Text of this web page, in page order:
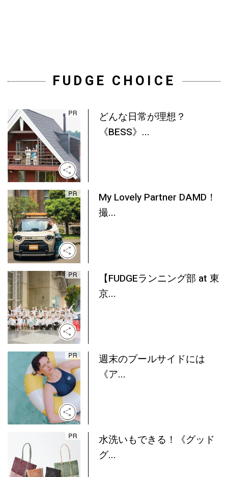
FUDGE CHOICE
どんな日常が理想？
《BESS》...
My Lovely Partner DAMD！
撮...
【FUDGEランニング部 at 東
京...
週末のプールサイドには
《ア...
水洗いもできる！《グッド
グ...